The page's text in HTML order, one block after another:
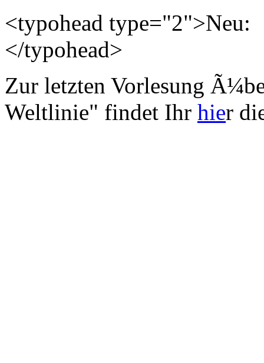
<typohead type="2">Neu:
</typohead>
Zur letzten Vorlesung
Weltlinie" findet Ihr hier